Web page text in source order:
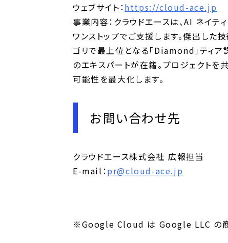
ウェブサイト：https://cloud-ace.jp
事業内容：クラウドエースは、AI ネイ
ワンストップでご支援します。傑出
ゴリで最上位となる「Diamond」テ
のエキスパートが在籍。プロジェクト
可能性を最大化します。
お問い合わせ先
クラウドエース株式会社 広報担当
E-mail：pr@cloud-ace.jp
※Google Cloud は Google LLC の商